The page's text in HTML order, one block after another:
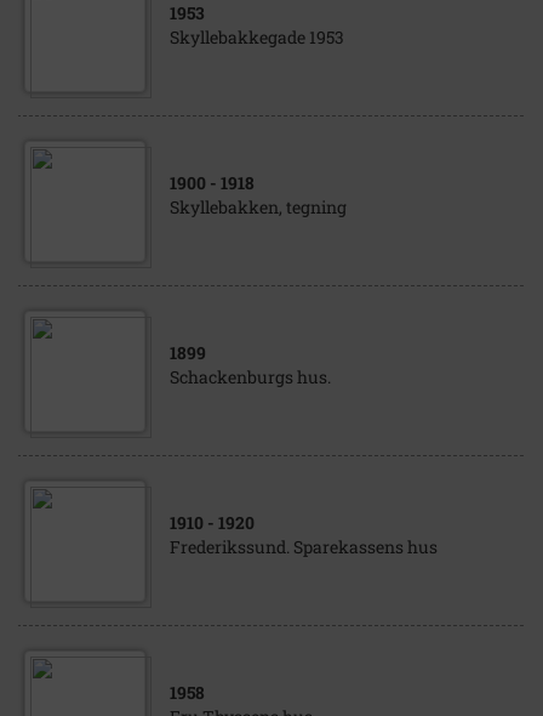
1953
Skyllebakkegade 1953
1900 - 1918
Skyllebakken, tegning
1899
Schackenburgs hus.
1910 - 1920
Frederikssund. Sparekassens hus
1958